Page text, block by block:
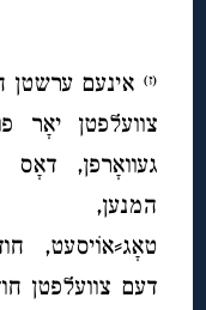
(ז) אינעם ערשטן
צוועלפטן יאָר
געוואָרפן, דאָס
טאָג⸗אוֹיסעט,
דעם צוועלפטן